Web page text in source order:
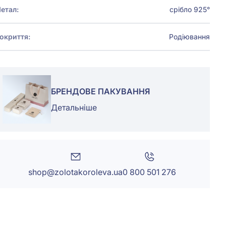
срібло 925°
Родіювання
БРЕНДОВЕ ПАКУВАННЯ
Детальніше
shop@zolotakoroleva.ua0 800 501 276